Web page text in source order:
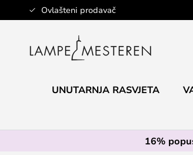
Ovlašteni prodavač
Skip
to
UNUTARNJA RASVJETA
16%